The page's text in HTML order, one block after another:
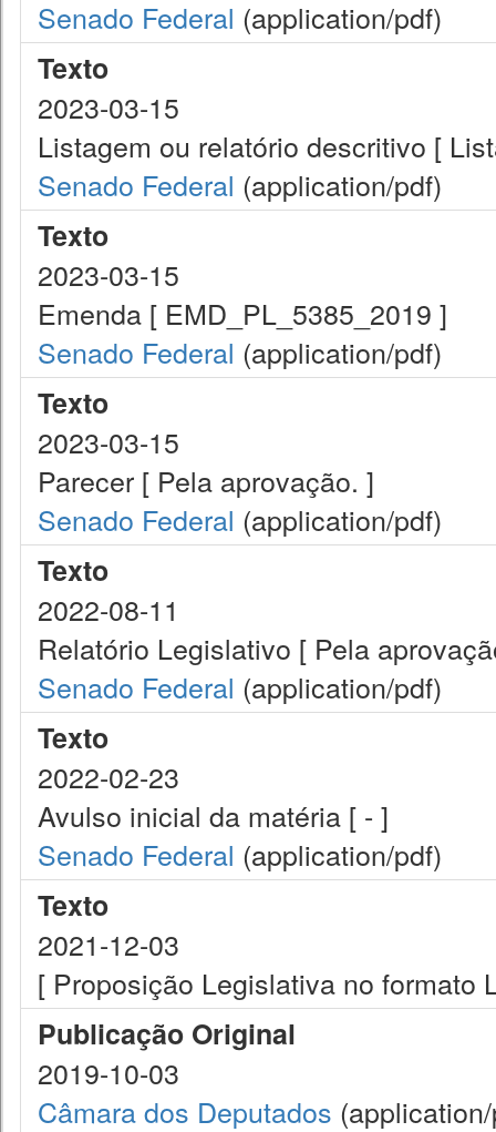
Senado Federal (application/pdf)
Texto
2023-03-15
Listagem ou relatório descritivo [
Senado Federal (application/pdf)
Texto
2023-03-15
Emenda [ EMD_PL_5385_2019 ]
Senado Federal (application/pdf)
Texto
2023-03-15
Parecer [ Pela aprovação. ]
Senado Federal (application/pdf)
Texto
2022-08-11
Relatório Legislativo [ Pela
Senado Federal (application/pdf)
Texto
2022-02-23
Avulso inicial da matéria [ - ]
Senado Federal (application/pdf)
Texto
2021-12-03
[ Proposição Legislativa no formato
Publicação Original
2019-10-03
Câmara dos Deputados